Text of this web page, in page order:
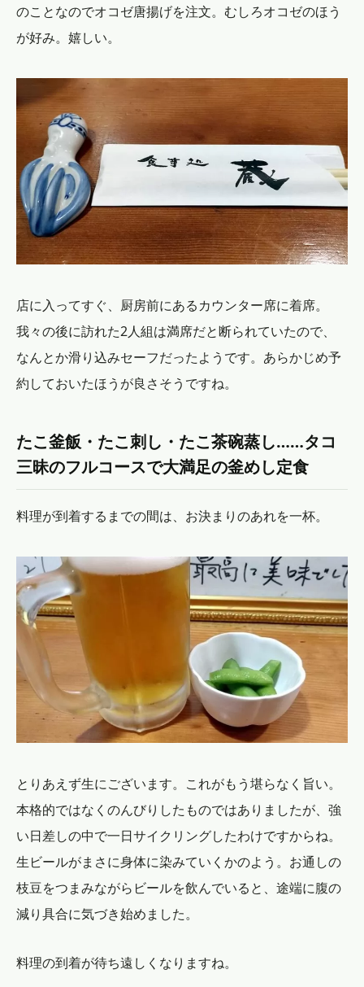
のことなのでオコゼ唐揚げを注文。むしろオコゼのほう
が好み。嬉しい。
店に入ってすぐ、厨房前にあるカウンター席に着席。
我々の後に訪れた2人組は満席だと断られていたので、
なんとか滑り込みセーフだったようです。あらかじめ予
約しておいたほうが良さそうですね。
たこ釜飯・たこ刺し・たこ茶碗蒸し……タコ
三昧のフルコースで大満足の釜めし定食
料理が到着するまでの間は、お決まりのあれを一杯。
とりあえず生にございます。これがもう堪らなく旨い。
本格的ではなくのんびりしたものではありましたが、強
い日差しの中で一日サイクリングしたわけですからね。
生ビールがまさに身体に染みていくかのよう。お通しの
枝豆をつまみながらビールを飲んでいると、途端に腹の
減り具合に気づき始めました。
料理の到着が待ち遠しくなりますね。